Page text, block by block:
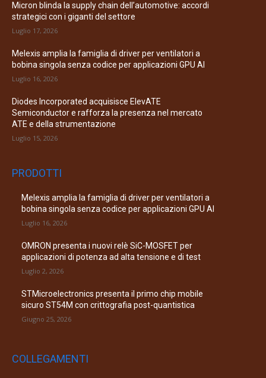
Micron blinda la supply chain dell’automotive: accordi
strategici con i giganti del settore
Luglio 17, 2026
Melexis amplia la famiglia di driver per ventilatori a
bobina singola senza codice per applicazioni GPU AI
Luglio 16, 2026
Diodes Incorporated acquisisce ElevATE
Semiconductor e rafforza la presenza nel mercato
ATE e della strumentazione
Luglio 15, 2026
PRODOTTI
Melexis amplia la famiglia di driver per ventilatori a
bobina singola senza codice per applicazioni GPU AI
Luglio 16, 2026
OMRON presenta i nuovi relè SiC-MOSFET per
applicazioni di potenza ad alta tensione e di test
Luglio 2, 2026
STMicroelectronics presenta il primo chip mobile
sicuro ST54M con crittografia post-quantistica
Giugno 25, 2026
COLLEGAMENTI